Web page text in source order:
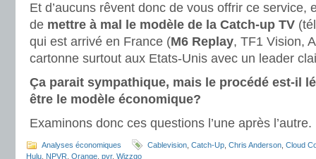
Et d’aucuns rêvent donc de vous offrir ce service,
de mettre à mal le modèle de la Catch-up TV
qui est arrivé en France (M6 Replay, TF1 Vision,
cartonne surtout aux Etats-Unis avec un leader
Ça parait sympathique, mais le procédé est-il
être le modèle économique?
Examinons donc ces questions l’une après l’autre.
Analyses économiques Cablevision Catch-Up Chris Anderson Cloud
Hulu NPVR Orange pvr, Wizzgo